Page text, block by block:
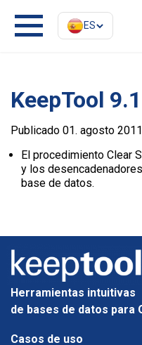
ES
KeepTool
Publicado 01. agosto 2011
El procedimiento Clear
y los
base de datos.
Herramientas intuitivas
de bases de datos para
Casos de uso